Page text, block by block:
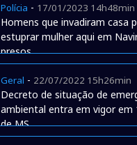
Polícia - 17/01/2023 14h48min
Homens que invadiram casa
estuprar mulher aqui em
presos
Geral - 22/07/2022 15h26min
Decreto de situação de
ambiental entra em vigor em
de MS